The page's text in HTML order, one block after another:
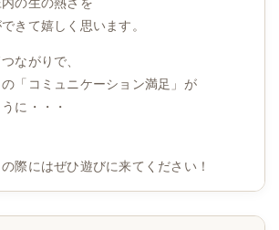
きて嬉しく思います。
ながりで、
「コミュニケーション満足」が
に・・・
際にはぜひ遊びに来てください！